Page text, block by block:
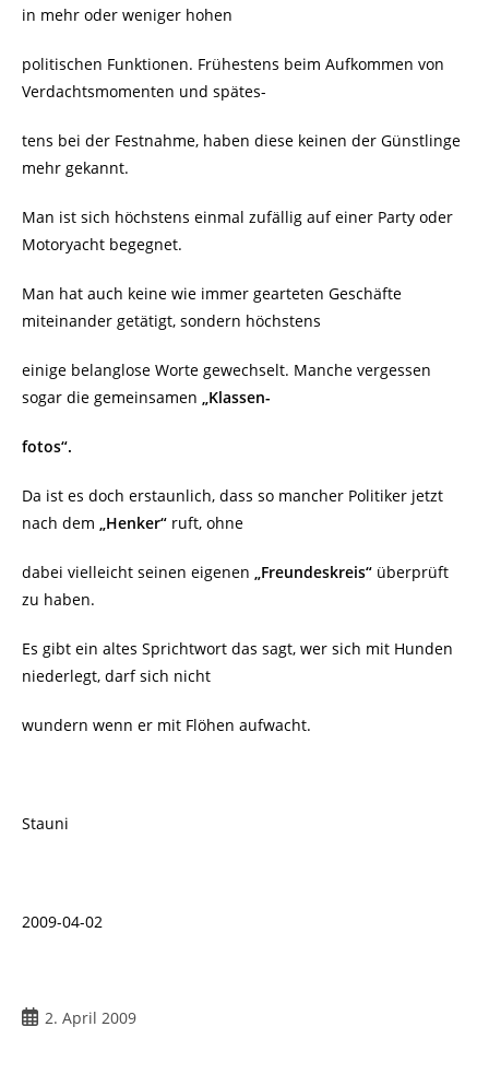
in mehr oder weniger hohen
politischen Funktionen. Frühestens beim Aufkommen von
Verdachtsmomenten und spätes-
tens bei der Festnahme, haben diese keinen der Günstlinge
mehr gekannt.
Man ist sich höchstens einmal zufällig auf einer Party oder
Motoryacht begegnet.
Man hat auch keine wie immer gearteten Geschäfte
miteinander getätigt, sondern höchstens
einige belanglose Worte gewechselt. Manche vergessen
sogar die gemeinsamen „Klassen-
fotos“.
Da ist es doch erstaunlich, dass so mancher Politiker jetzt
nach dem „Henker“ ruft, ohne
dabei vielleicht seinen eigenen „Freundeskreis“ überprüft
zu haben.
Es gibt ein altes Sprichtwort das sagt, wer sich mit Hunden
niederlegt, darf sich nicht
wundern wenn er mit Flöhen aufwacht.
Stauni
2009-04-02
Beitrag2. April 2009